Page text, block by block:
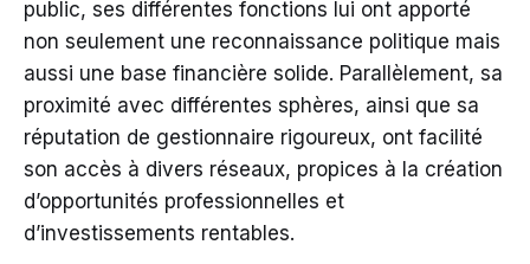
public, ses différentes fonctions lui ont apporté
non seulement une reconnaissance politique mais
aussi une base financière solide. Parallèlement, sa
proximité avec différentes sphères, ainsi que sa
réputation de gestionnaire rigoureux, ont facilité
son accès à divers réseaux, propices à la création
d’opportunités professionnelles et
d’investissements rentables.